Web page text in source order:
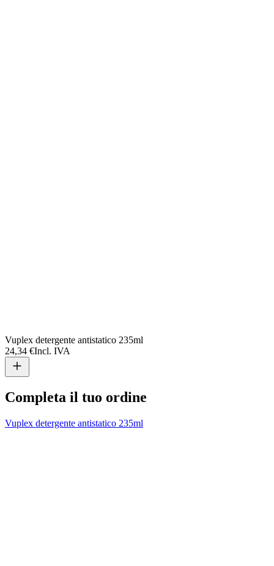
Vuplex detergente antistatico 235ml
24,34 €Incl. IVA
Completa il tuo ordine
Vuplex detergente antistatico 235ml